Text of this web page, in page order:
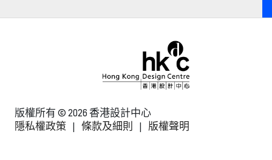
版權所有 © 2026 香港設計中心
隱私權政策 | 條款及細則 | 版權聲明